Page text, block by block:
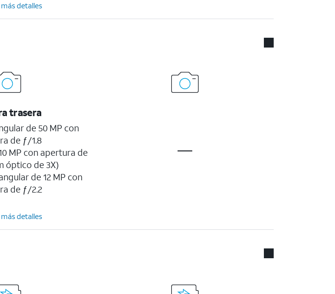
detalles
trasera
de 50 MP con
de ƒ/1.8
MP con apertura de
óptico de 3X)
de 12 MP con
de ƒ/2.2
detalles